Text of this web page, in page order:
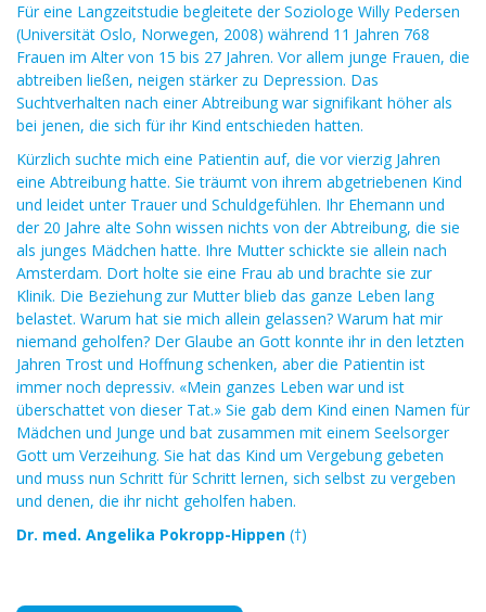
Für eine Langzeitstudie begleitete der Soziologe Willy Pedersen
(Universität Oslo, Norwegen, 2008) während 11 Jahren 768
Frauen im Alter von 15 bis 27 Jahren. Vor allem junge Frauen, die
abtreiben ließen, neigen stärker zu Depression. Das
Suchtverhalten nach einer Abtreibung war signifikant höher als
bei jenen, die sich für ihr Kind entschieden hatten.
Kürzlich suchte mich eine Patientin auf, die vor vierzig Jahren
eine Abtreibung hatte. Sie träumt von ihrem abgetriebenen Kind
und leidet unter Trauer und Schuldgefühlen. Ihr Ehemann und
der 20 Jahre alte Sohn wissen nichts von der Abtreibung, die sie
als junges Mädchen hatte. Ihre Mutter schickte sie allein nach
Amsterdam. Dort holte sie eine Frau ab und brachte sie zur
Klinik. Die Beziehung zur Mutter blieb das ganze Leben lang
belastet. Warum hat sie mich allein gelassen? Warum hat mir
niemand geholfen? Der Glaube an Gott konnte ihr in den letzten
Jahren Trost und Hoffnung schenken, aber die Patientin ist
immer noch depressiv. «Mein ganzes Leben war und ist
überschattet von dieser Tat.» Sie gab dem Kind einen Namen für
Mädchen und Junge und bat zusammen mit einem Seelsorger
Gott um Verzeihung. Sie hat das Kind um Vergebung gebeten
und muss nun Schritt für Schritt lernen, sich selbst zu vergeben
und denen, die ihr nicht geholfen haben.
Dr. med. Angelika Pokropp-Hippen (†)